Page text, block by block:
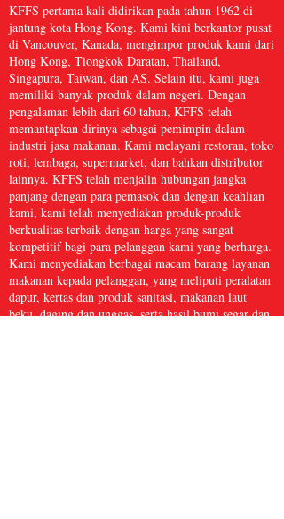
KFFS pertama kali didirikan pada tahun 1962 di
jantung kota Hong Kong. Kami kini berkantor pusat
di Vancouver, Kanada, mengimpor produk kami dari
Hong Kong, Tiongkok Daratan, Thailand,
Singapura, Taiwan, dan AS. Selain itu, kami juga
memiliki banyak produk dalam negeri. Dengan
pengalaman lebih dari 60 tahun, KFFS telah
memantapkan dirinya sebagai pemimpin dalam
industri jasa makanan. Kami melayani restoran, toko
roti, lembaga, supermarket, dan bahkan distributor
lainnya. KFFS telah menjalin hubungan jangka
panjang dengan para pemasok dan dengan keahlian
kami, kami telah menyediakan produk-produk
berkualitas terbaik dengan harga yang sangat
kompetitif bagi para pelanggan kami yang berharga.
Kami menyediakan berbagai macam barang layanan
makanan kepada pelanggan, yang meliputi peralatan
dapur, kertas dan produk sanitasi, makanan laut
beku, daging dan unggas, serta hasil bumi segar dan